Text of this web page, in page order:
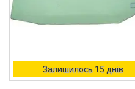
Залишилось 15 днів